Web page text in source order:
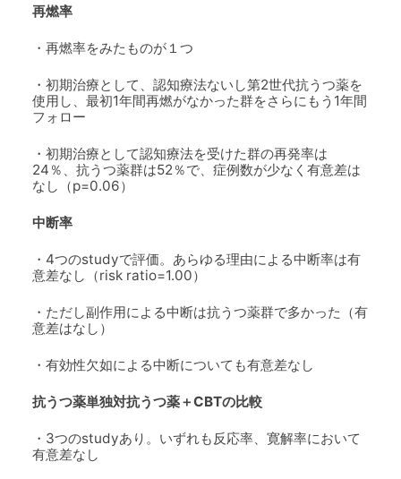
再燃率
・再燃率をみたものが１つ
・初期治療として、認知療法ないし第2世代抗うつ薬を
使用し、最初1年間再燃がなかった群をさらにもう1年間
フォロー
・初期治療として認知療法を受けた群の再発率は
24％、抗うつ薬群は52％で、症例数が少なく有意差は
なし（p=0.06）
中断率
・4つのstudyで評価。あらゆる理由による中断率は有
意差なし（risk ratio=1.00）
・ただし副作用による中断は抗うつ薬群で多かった（有
意差はなし）
・有効性欠如による中断についても有意差なし
抗うつ薬単独対抗うつ薬＋CBTの比較
・3つのstudyあり。いずれも反応率、寛解率において
有意差なし